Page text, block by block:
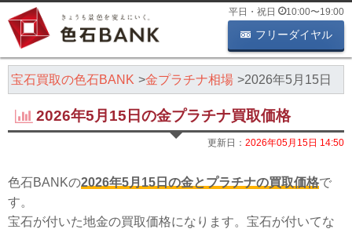
平日・祝日 10:00〜19:00
フリーダイヤル
宝石買取の色石BANK 金プラチナ相場 2026年5月15日
2026年5月15日の金プラチナ買取価格
更新日： 2026年05月15日 14:50
色石BANKの2026年5月15日の金とプラチナの買取価格で
す。
宝石が付いた地金の買取価格になります。宝石が付いてな